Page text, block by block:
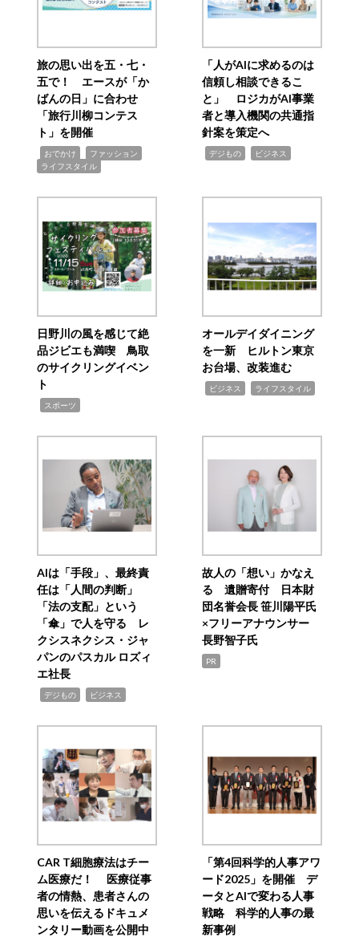
旅の思い出を五・七・
五で！ エースが「か
ばんの日」に合わせ
「旅行川柳コンテス
ト」を開催
おでかけ ファッション
ライフスタイル
「人がAIに求めるのは
信頼し相談できるこ
と」 ロジカがAI事業
者と導入機関の共通指
針案を策定へ
デジもの ビジネス
日野川の風を感じて絶
品ジビエも満喫 鳥取
のサイクリングイベン
ト
スポーツ
オールデイダイニング
を一新 ヒルトン東京
お台場、改装進む
ビジネス ライフスタイル
AIは「手段」、最終責
任は「人間の判断」
「法の支配」という
「傘」で人を守る レ
クシスネクシス・ジャ
パンのパスカル ロズィ
エ社長
デジもの ビジネス
故人の「想い」かなえ
る 遺贈寄付 日本財
団名誉会長 笹川陽平氏
×フリーアナウンサー
長野智子氏
PR
CAR T細胞療法はチー
ム医療だ！ 医療従事
者の情熱、患者さんの
思いを伝えるドキュメ
ンタリー動画を公開中
「第4回科学的人事アワ
ード2025」を開催 デ
ータとAIで変わる人事
戦略 科学的人事の最
新事例